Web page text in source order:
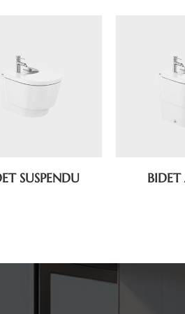
SUSPENDU